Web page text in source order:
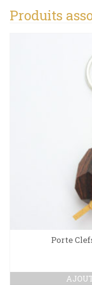
Produits
Porte